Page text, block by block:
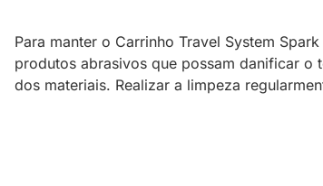
Para manter o Carrinho Travel System
produtos abrasivos que possam danificar o
dos materiais. Realizar a limpeza